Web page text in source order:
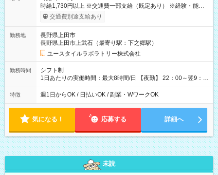
時給1,730円以上 ※交通費一部支給（既定あり） ※経験・能力を
考慮して決定します 【収入例】 週1回勤務の場合：1,730円×8時
間×4回=5万5,360円 週3回勤務の場合：1,730円×8時間×12回
月 ※ 雇用形態と給与に、本採用時と異なる部分があります。 雇
用形態：本採用時と同じです。 給与：時給 1,500円以上
交通費別途支給あり
勤務地
長野県上田市
長野県上田市上武石（最寄り駅：下之郷駅）
ユースタイルラボラトリー株式会社
勤務時間
シフト制
1日あたりの実働時間：最大8時間/日 【夜勤】 22：00～翌9：
00 ※週1日～OK ／ 夜勤専従 ＊＊ 勤務時間例 ＊＊ ■22時か
ら翌7時 ■23時から翌8時 ■24時から翌9時 など ※上記の時間
ます。 ※曜日固定（毎週同じ曜日での勤務となります）
特徴 週1日からOK / 日払いOK / 副業・WワークOK
気になる！ 応募する 詳細へ
未読